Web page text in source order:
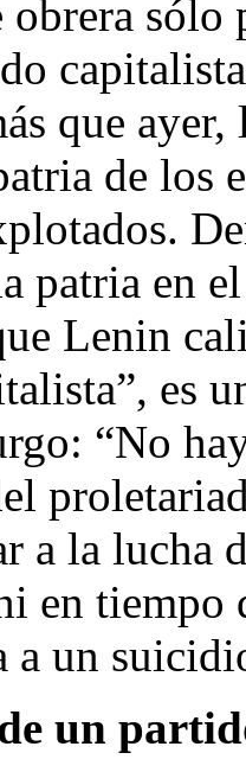
sólo
que
de los
patria en
Lenin
es
“No
a la lucha
en tiempo
a un
un